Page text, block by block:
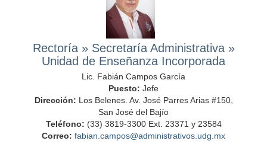
Rectoría» Secretaría Administrativa»
Unidad de Enseñanza Incorporada
Lic. Fabián Campos García
Puesto: Jefe
Dirección: Los Belenes. Av. José Parres Arias #150,
San José del Bajío
Teléfono: (33) 3819-3300 Ext. 23371 y 23584
Correo: fabian.campos@administrativos.udg.mx